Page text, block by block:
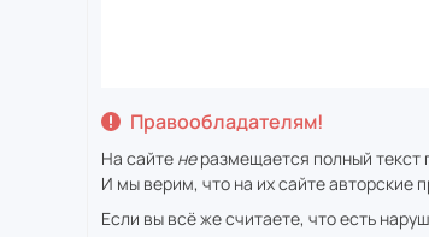
Правообладателям!
На сайте неразмещается полный текст
И мы верим, что на их сайте авторские
Если вы всё же считаете, что есть